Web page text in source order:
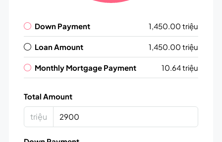
Down Payment 1,450.00 triệu
Loan Amount 1,450.00 triệu
Monthly Mortgage Payment 10.64 triệu
Total Amount
triệu